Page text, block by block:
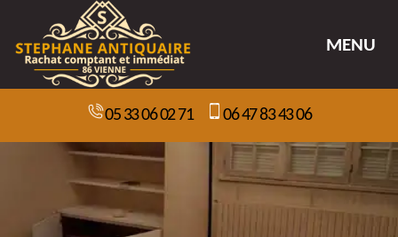
MENU
05 33 06 02 71 06 47 83 43 06